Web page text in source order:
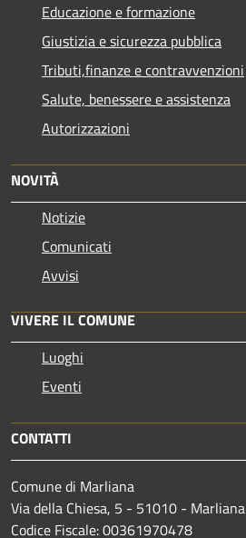
Educazione e formazione
Giustizia e sicurezza pubblica
Tributi,finanze e contravvenzioni
Salute, benessere e assistenza
Autorizzazioni
NOVITÀ
Notizie
Comunicati
Avvisi
VIVERE IL COMUNE
Luoghi
Eventi
CONTATTI
Comune di Marliana
Via della Chiesa, 5 - 51010 - Marliana
Codice Fiscale: 00361970478